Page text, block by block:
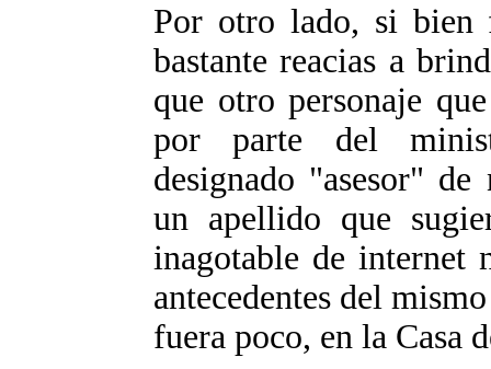
Por otro lado, si bien
bastante reacias a
que otro personaje
por parte del
designado "asesor"
un apellido que
inagotable de internet
antecedentes del
fuera poco, en la Casa